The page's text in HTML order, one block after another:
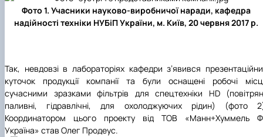
Фото 1. Учасники науково-виробничої наради, кафедра
надійності техніки НУБіП України, м. Київ, 20 червня 2017 р.
Так, невдовзі в лабораторіях кафедри з’явився
куточок продукції компанії та були оснащені робочі
сучасними зразками фільтрів для спецтехніки HD
паливні, гідравлічні, для охолоджуючих рідин) (фото
Координатором цього проекту від ТОВ «Манн+Хуммель
Україна» став Олег Продеус.